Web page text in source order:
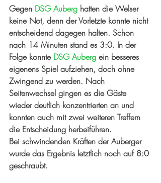
Gegen DSG Auberg hatten die Welser
keine Not, denn der Vorletzte konnte nicht
entscheidend dagegen halten. Schon
nach 14 Minuten stand es 3:0. In der
Folge konnte DSG Auberg ein besseres
eigenens Spiel aufziehen, doch ohne
Zwingend zu werden. Nach
Seitenwechsel gingen es die Gäste
wieder deutlich konzentrierten an und
konnten auch mit zwei weiteren Treffern
die Entscheidung herbeiführen.
Bei schwindenden Kräften der Auberger
wurde das Ergebnis letztlich noch auf 8:0
geschraubt.